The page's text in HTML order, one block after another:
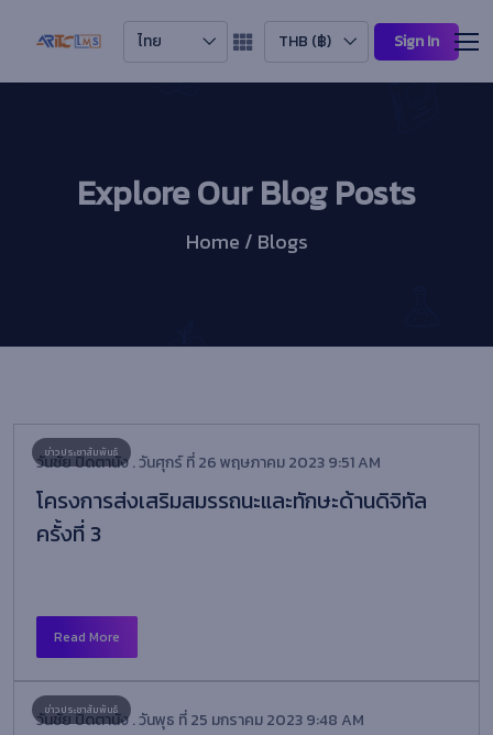
ไทย THB (฿) Sign In
Explore Our Blog Posts
Home / Blogs
วันชัย ปิดตานัง . วันศุกร์ ที่ 26 พฤษภาคม 2023 9:51 AM
โครงการส่งเสริมสมรรถนะและทักษะด้านดิจิทัล
ครั้งที่ 3
Read More
วันชัย ปิดตานัง . วันพุธ ที่ 25 มกราคม 2023 9:48 AM